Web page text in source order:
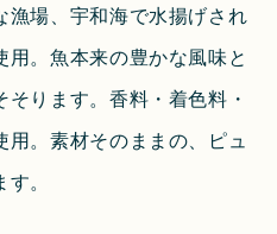
漁場、宇和海で水揚げされ
。魚本来の豊かな風味と
ります。香料・着色料・
。素材そのままの、ピュ
。